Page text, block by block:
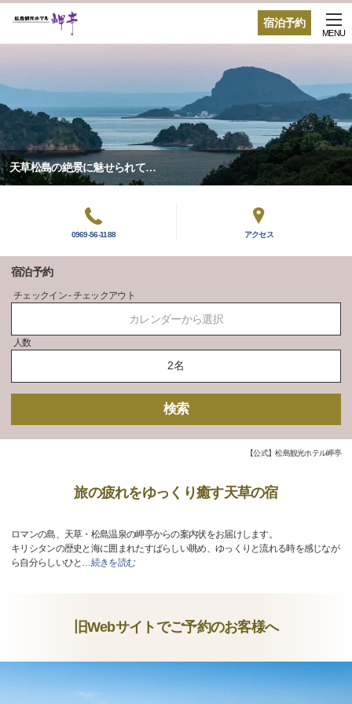
宿泊予約
MENU
天草松島の絶景に魅せられて…
0969-56-1188 アクセス
宿泊予約
チェックイン - チェックアウト
カレンダーから選択
人数
検索
【公式】松島観光ホテル岬亭
旅の疲れをゆっくり癒す天草の宿
ロマンの島、天草・松島温泉の岬亭からの案内状をお届けします。
キリシタンの歴史と海に囲まれたすばらしい眺め、ゆっくりと流れる時を感じなが
ら自分らしいひと …続きを読む
旧Webサイトでご予約のお客様へ